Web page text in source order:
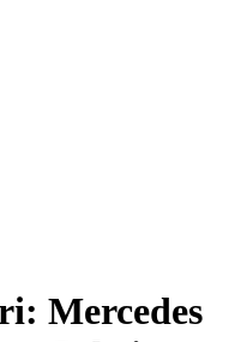
Mercedes